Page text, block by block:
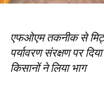
एफओएम तकनीक से
पर्यावरण संरक्षण पर
किसानों ने लिया भाग